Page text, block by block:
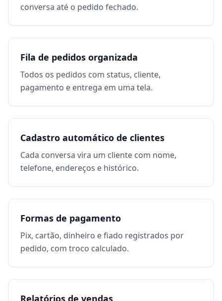
conversa até o pedido fechado.
Fila de pedidos organizada
Todos os pedidos com status, cliente,
pagamento e entrega em uma tela.
Cadastro automático de clientes
Cada conversa vira um cliente com nome,
telefone, endereços e histórico.
Formas de pagamento
Pix, cartão, dinheiro e fiado registrados por
pedido, com troco calculado.
Relatórios de vendas